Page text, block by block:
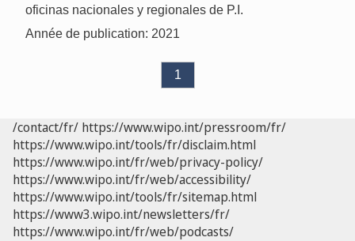
oficinas nacionales y regionales de P.I.
Année de publication: 2021
1
/contact/fr/ https://www.wipo.int/pressroom/fr/
https://www.wipo.int/tools/fr/disclaim.html
https://www.wipo.int/fr/web/privacy-policy/
https://www.wipo.int/fr/web/accessibility/
https://www.wipo.int/tools/fr/sitemap.html
https://www3.wipo.int/newsletters/fr/
https://www.wipo.int/fr/web/podcasts/